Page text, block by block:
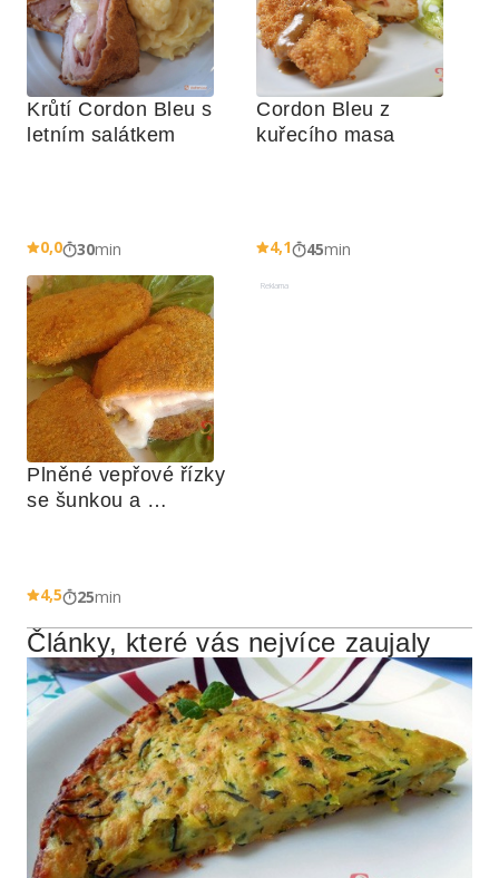
Krůtí Cordon Bleu s
letním salátkem
0,0 30min
Cordon Bleu z
kuřecího masa
4,1 45min
Plněné vepřové řízky
se šunkou a
4,5 25min
Reklama
Články, které vás nejvíce zaujaly